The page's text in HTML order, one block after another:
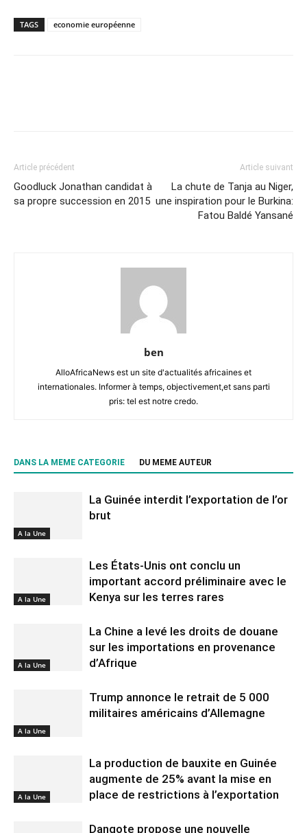
TAGS economie européenne
Article précédent
Goodluck Jonathan candidat à
sa propre succession en 2015
Article suivant
La chute de Tanja au Niger,
une inspiration pour le Burkina:
Fatou Baldé Yansané
ben
AlloAfricaNews est un site d'actualités africaines et
internationales. Informer à temps, objectivement,et sans parti
pris: tel est notre credo.
DANS LA MEME CATEGORIE DU MEME AUTEUR
A la Une
La Guinée interdit l’exportation de l’or
brut
A la Une
Les États-Unis ont conclu un
important accord préliminaire avec le
Kenya sur les terres rares
A la Une
La Chine a levé les droits de douane
sur les importations en provenance
d’Afrique
A la Une
Trump annonce le retrait de 5 000
militaires américains d’Allemagne
A la Une
La production de bauxite en Guinée
augmente de 25% avant la mise en
place de restrictions à l’exportation
Dangote propose une nouvelle